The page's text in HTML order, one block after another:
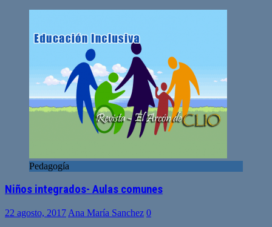
Pedagogía
Niños integrados- Aulas comunes
22 agosto, 2017 Ana María Sanchez 0